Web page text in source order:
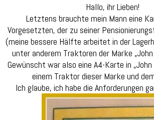
Hallo, ihr Lieben!
Letztens brauchte mein Mann eine
Vorgesetzten, der zu seiner
(meine bessere Hälfte arbeitet in der
unter anderem Traktoren der Marke
Gewünscht war also eine A4-Karte in
einem Traktor dieser Marke und
Ich glaube, ich habe die Anforderungen